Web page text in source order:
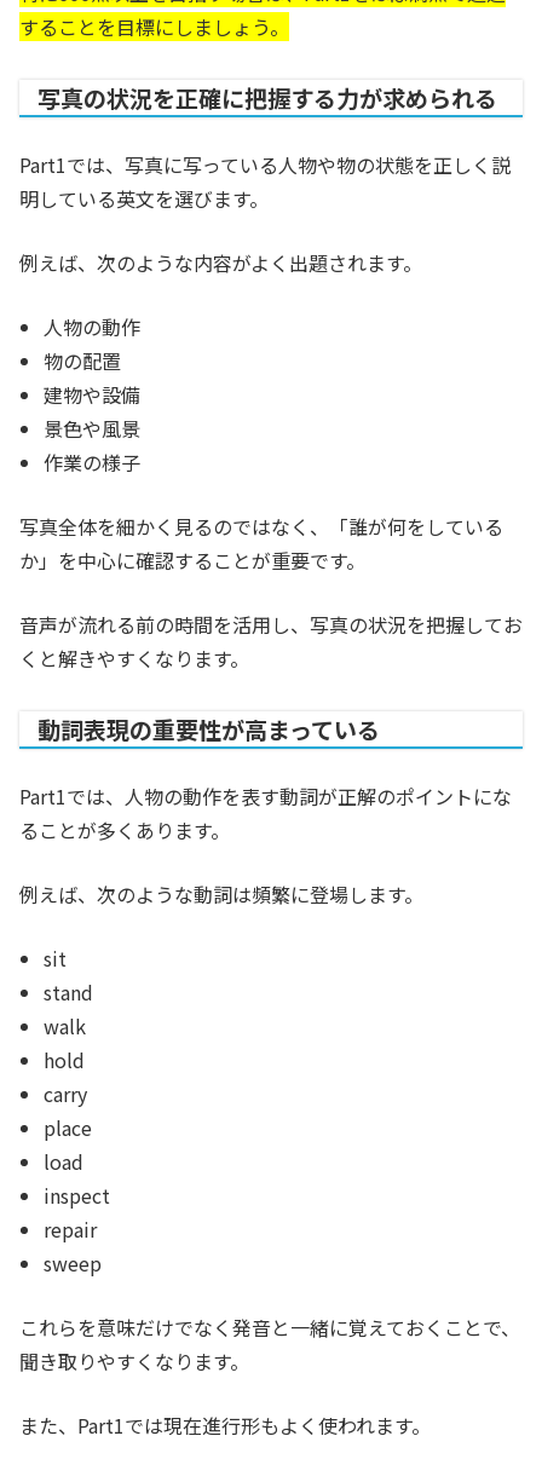
することを目標にしましょう。
写真の状況を正確に把握する力が求められる
Part1では、写真に写っている人物や物の状態を正しく説
明している英文を選びます。
例えば、次のような内容がよく出題されます。
人物の動作
物の配置
建物や設備
景色や風景
作業の様子
写真全体を細かく見るのではなく、「誰が何をしている
か」を中心に確認することが重要です。
音声が流れる前の時間を活用し、写真の状況を把握してお
くと解きやすくなります。
動詞表現の重要性が高まっている
Part1では、人物の動作を表す動詞が正解のポイントにな
ることが多くあります。
例えば、次のような動詞は頻繁に登場します。
sit
stand
walk
hold
carry
place
load
inspect
repair
sweep
これらを意味だけでなく発音と一緒に覚えておくことで、
聞き取りやすくなります。
また、Part1では現在進行形もよく使われます。